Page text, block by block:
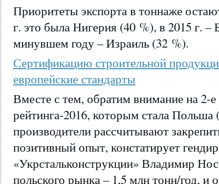
Приоритеты экспорта в тоннаже
г. это была Нигерия (40 %), в 2015 г. –
минувшем году – Израиль (32 %).
Сертификацию строительной
европейские стандарты
Вместе с тем, обратим внимание на 2-
рейтинга-2016, которым стала Польша
производители рассчитывают
позитивный опыт, констатирует
«Укрстальконструкции» Владимир
польского рынка – 1,5 млн тонн/год, и